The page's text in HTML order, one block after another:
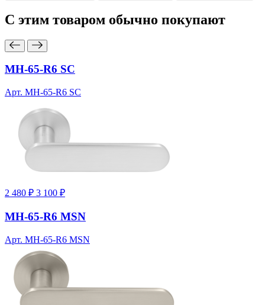
С этим товаром обычно покупают
MH-65-R6 SC
Арт. MH-65-R6 SC
2 480 ₽ 3 100 ₽
MH-65-R6 MSN
Арт. MH-65-R6 MSN